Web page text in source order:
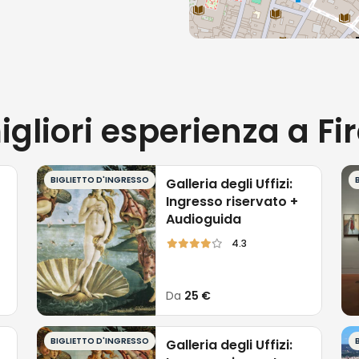
esperienza a
BIGLIETTO D'INGRESSO
Galleria degli Uffizi:
Ingresso riservato +
Audioguida
4.3
Da 25 €
BIGLIETTO D'INGRESSO
Galleria degli Uffizi: